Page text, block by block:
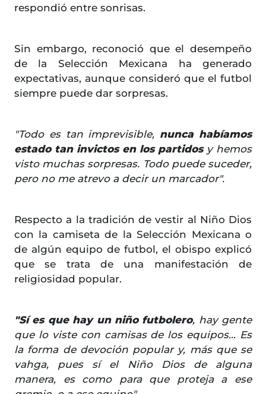
respondió entre sonrisas.
Sin embargo, reconoció que el desempeño
de la Selección Mexicana ha generado
expectativas, aunque consideró que el futbol
siempre puede dar sorpresas.
"Todo es tan imprevisible, nunca habíamos
estado tan invictos en los partidosy hemos
visto muchas sorpresas. Todo puede suceder,
pero no me atrevo a decir un marcador".
Respecto a la tradición de vestir al Niño Dios
con la camiseta de la Selección Mexicana o
de algún equipo de futbol, el obispo explicó
que se trata de una manifestación de
religiosidad popular.
"Sí es que hay un niño futbolero, hay gente
que lo viste con camisas de los equipos… Es
la forma de devoción popular y, más que se
vahga, pues sí el Niño Dios de alguna
manera, es como para que proteja a ese